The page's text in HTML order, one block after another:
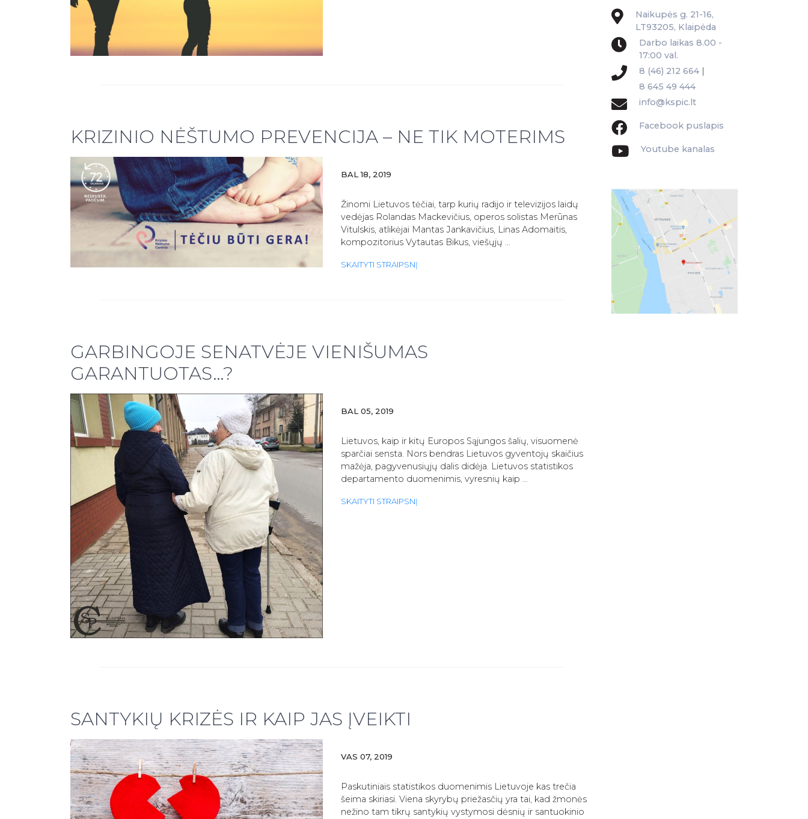
KRIZINIO NĖŠTUMO PREVENCIJA – NE TIK MOTERIMS
BAL 18, 2019
Žinomi Lietuvos tėčiai, tarp kurių radijo ir televizijos laidų
vedėjas Rolandas Mackevičius, operos solistas Merūnas
Vitulskis, atlikėjai Mantas Jankavičius, Linas Adomaitis,
kompozitorius Vytautas Bikus, viešųjų …
SKAITYTI STRAIPSNĮ
GARBINGOJE SENATVĖJE VIENIŠUMAS
GARANTUOTAS…?
BAL 05, 2019
Lietuvos, kaip ir kitų Europos Sąjungos šalių, visuomenė
sparčiai sensta. Nors bendras Lietuvos gyventojų skaičius
mažėja, pagyvenusiųjų dalis didėja. Lietuvos statistikos
departamento duomenimis, vyresnių kaip …
SKAITYTI STRAIPSNĮ
SANTYKIŲ KRIZĖS IR KAIP JAS ĮVEIKTI
VAS 07, 2019
Paskutiniais statistikos duomenimis Lietuvoje kas trečia
šeima skiriasi. Viena skyrybų priežasčių yra tai, kad žmonės
nežino tam tikrų santykių vystymosi dėsnių ir santuokinio
Naikupės g. 21-16,
LT93205, Klaipėda
Darbo laikas 8.00 -
17:00 val.
8 (46) 212 664 |
8 645 49 444
info@kspic.lt
Facebook puslapis
Youtube kanalas